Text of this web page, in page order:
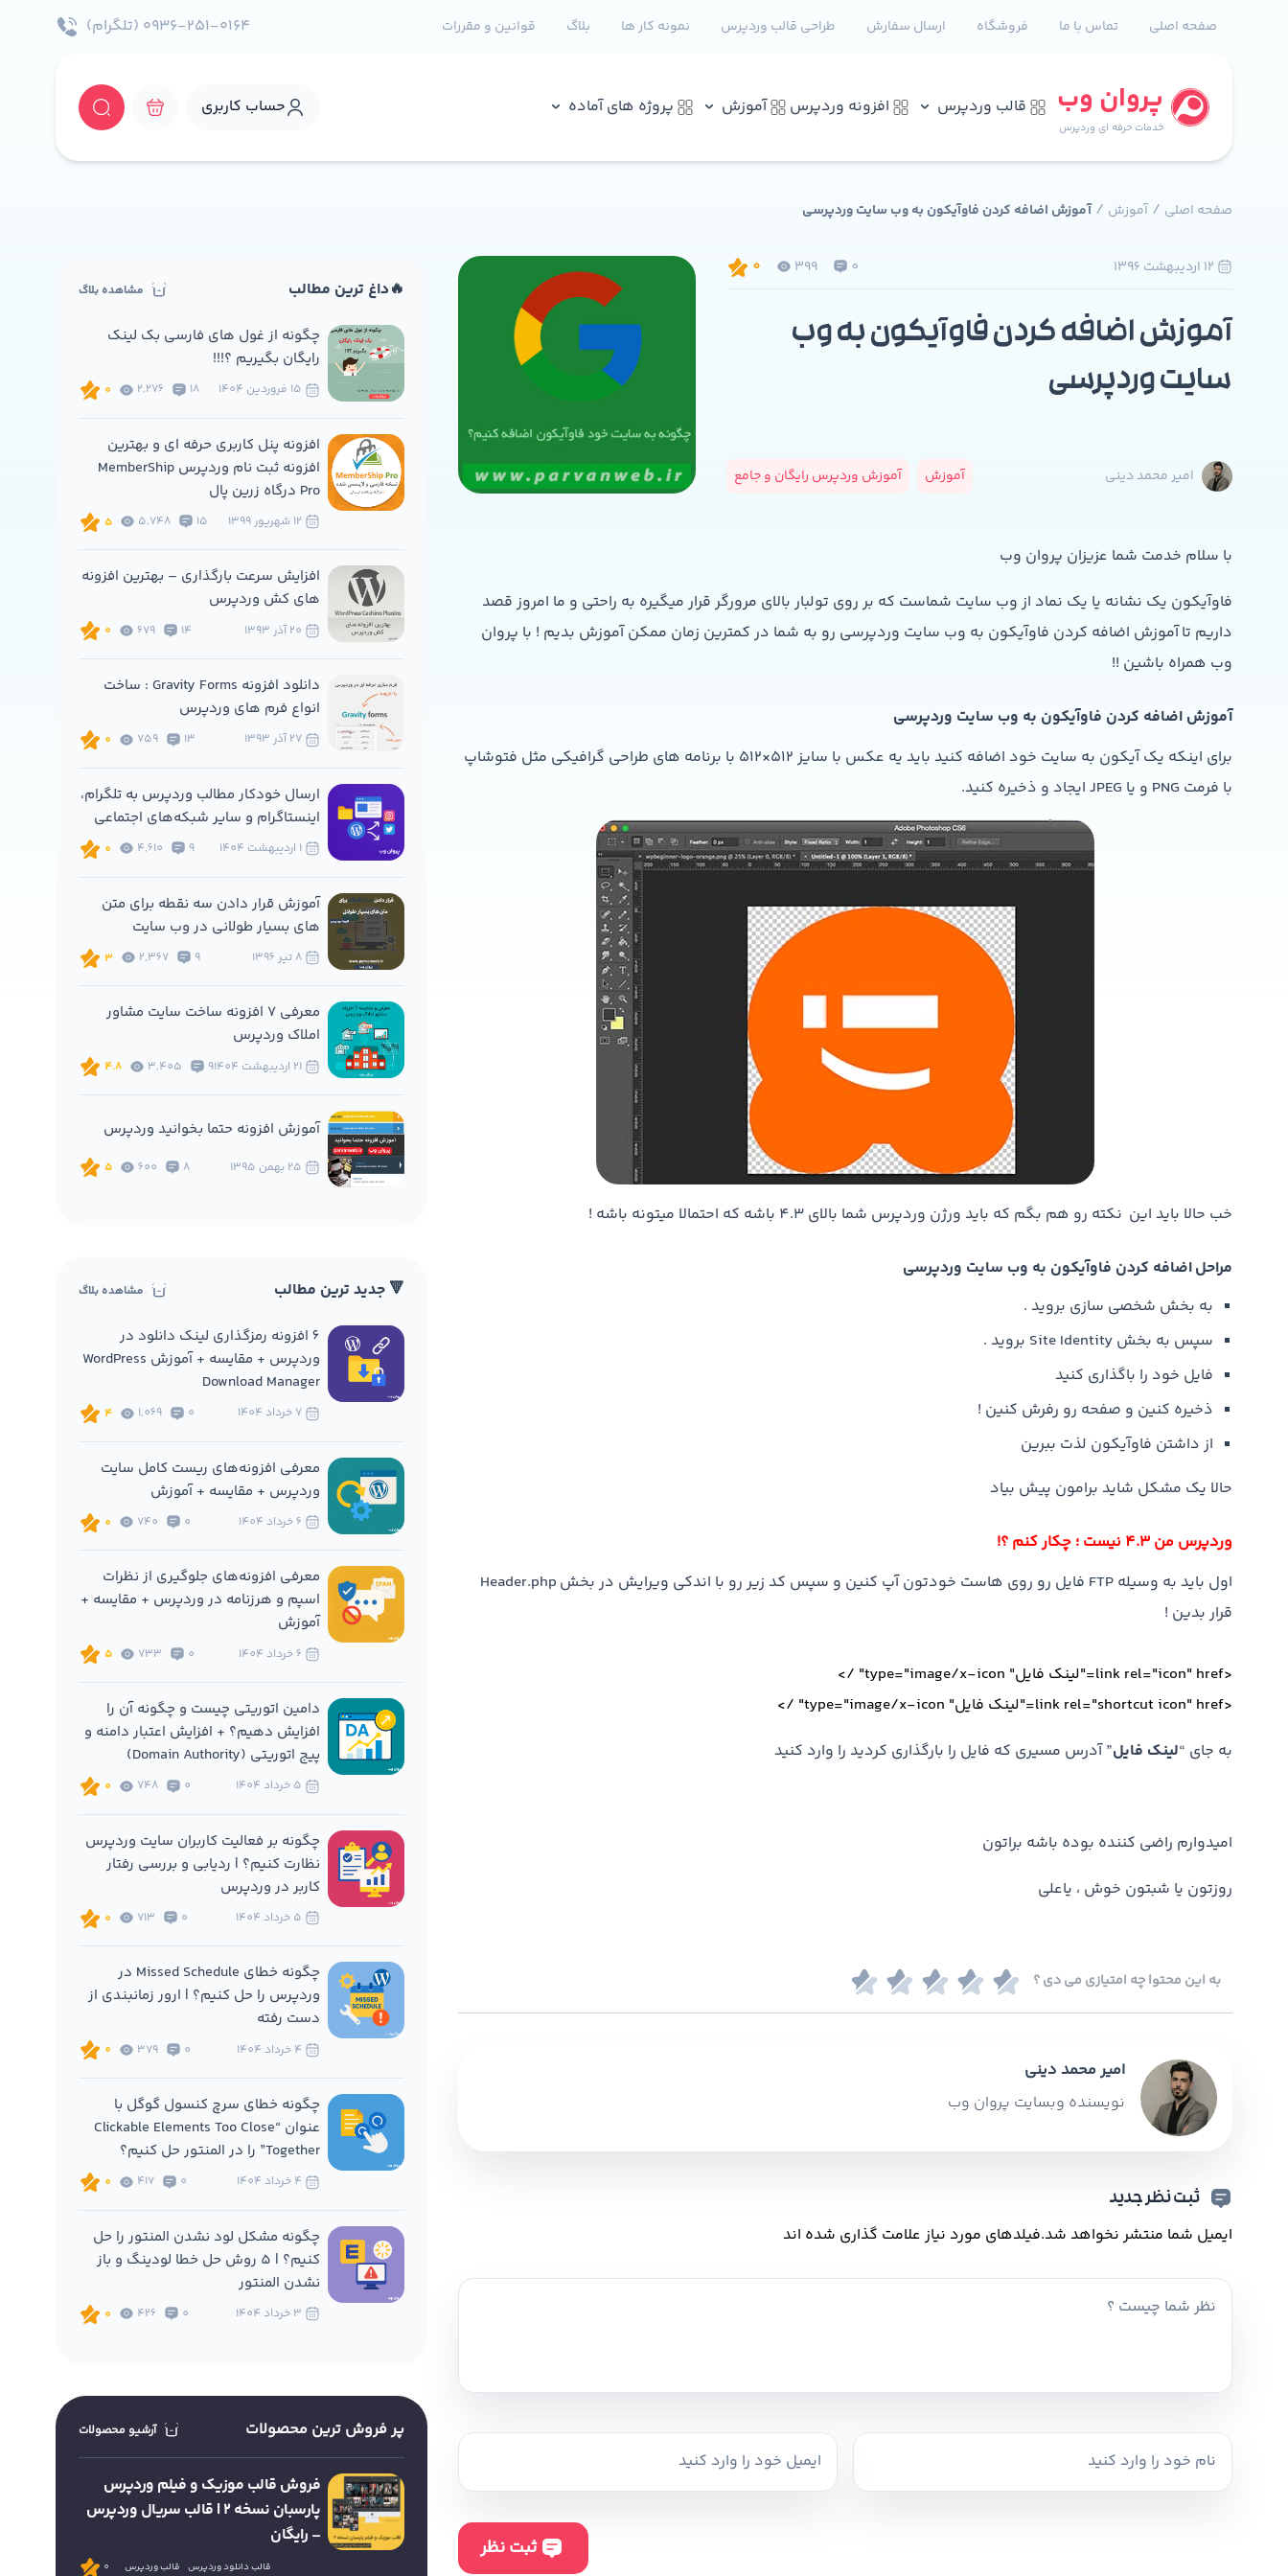
صفحه اصلی تماس با ما فروشگاه ارسال سفارش طراحی قالب وردپرس نمونه کار ها بلاگ قوانین و مقررات ۰۹۳۶-۲۵۱-۰۱۶۴ (تلگرام)
پروان وب
خدمات حرفه ای وردپرس
قالب وردپرس افزونه وردپرس آموزش پروژه های آماده حساب کاربری
صفحه اصلی / آموزش /آموزش اضافه کردن فاوآیکون به وب سایت وردپرسی
0
399
0
آموزش اضافه کردن فاوآیکون به وب
سایت وردپرسی
امیر محمد دینی آموزش آموزش وردپرس رایگان و جامع
با سلام خدمت شما عزیزان پروان وب
فاوآیکون یک نشانه یا یک نماد از وب سایت شماست که بر روی تولبار بالای مرورگر قرار میگیره به راحتی و ما امروز قصد
داریم تا آموزش اضافه کردن فاوآیکون به وب سایت وردپرسی رو به شما در کمترین زمان ممکن آموزش بدیم ! با پروان
وب همراه باشین !!
آموزش اضافه کردن فاوآیکون به وب سایت وردپرسی
برای اینکه یک آیکون به سایت خود اضافه کنید باید یه عکس با سایز ۵۱۲×۵۱۲ با برنامه های طراحی گرافیکی مثل فتوشاپ
با فرمت PNG و یا JPEG ایجاد و ذخیره کنید.
خب حالا باید این نکته رو هم بگم که باید ورژن وردپرس شما بالای 4.3 باشه که احتمالا میتونه باشه !
مراحل اضافه کردن فاوآیکون به وب سایت وردپرسی
به بخش شخصی سازی بروید .
سپس به بخش Site Identity بروید .
فایل خود را باگذاری کنید
ذخیره کنین و صفحه رو رفرش کنین !
از داشتن فاوآیکون لذت ببرین
حالا یک مشکل شاید برامون پیش بیاد
وردپرس من 4.3 نیست ؛ چکار کنم ؟!
اول باید به وسیله FTP فایل رو روی هاست خودتون آپ کنین و سپس کد زیر رو با اندکی ویرایش در بخش Header.php
قرار بدین !
<link rel="icon" href="لینک فایل" type="image/x-icon" />
<link rel="shortcut icon" href="لینک فایل" type="image/x-icon" />
به جای “لینک فایل” آدرس مسیری که فایل را بارگذاری کردید را وارد کنید
امیدوارم راضی کننده بوده باشه براتون
روزتون یا شبتون خوش ، یاعلی
به این محتوا چه امتیازی می دی ؟
امیر محمد دینی
نویسنده وبسایت پروان وب
ثبت نظر جدید
ایمیل شما منتشر نخواهد شد.فیلدهای مورد نیاز علامت گذاری شده اند
🔥داغ ترین مطالب مشاهده بلاگ
چگونه از غول های فارسی بک لینک
رایگان بگیریم ؟!!!
18
2,276
0
افزونه پنل کاربری حرفه ای و بهترین
افزونه ثبت نام وردپرس MemberShip
Pro درگاه زرین پال
15
5,748
5
افزایش سرعت بارگذاری – بهترین افزونه
های کش وردپرس
14
679
0
دانلود افزونه Gravity Forms : ساخت
انواع فرم های وردپرس
13
759
0
ارسال خودکار مطالب وردپرس به تلگرام،
اینستاگرام و سایر شبکه‌های اجتماعی
9
4,610
0
آموزش قرار دادن سه نقطه برای متن
های بسیار طولانی در وب سایت
9
2,367
3
معرفی 7 افزونه ساخت سایت مشاور
املاک وردپرس
9
3,405
4.8
آموزش افزونه حتما بخوانید وردپرس
8
600
5
🔻 جدید ترین مطالب مشاهده بلاگ
6 افزونه‌ رمزگذاری لینک دانلود در
وردپرس + مقایسه + آموزش WordPress
Download Manager
0
1,069
4
معرفی افزونه‌های ریست کامل سایت
وردپرس + مقایسه + آموزش
0
740
0
معرفی افزونه‌های جلوگیری از نظرات
اسپم و هرزنامه در وردپرس + مقایسه +
آموزش
0
733
5
دامین اتوریتی چیست و چگونه آن را
افزایش دهیم؟ + افزایش اعتبار دامنه و
پیج اتوریتی (Domain Authority)
0
748
0
چگونه بر فعالیت کاربران سایت وردپرس
نظارت کنیم؟ | ردیابی و بررسی رفتار
کاربر در وردپرس
0
713
0
چگونه خطای Missed Schedule در
وردپرس را حل کنیم؟ | ارور زمانبندی از
دست رفته
0
379
0
چگونه خطای سرچ کنسول گوگل با
عنوان “Clickable Elements Too Close
Together” را در المنتور حل کنیم؟
0
417
0
چگونه مشکل لود نشدن المنتور را حل
کنیم؟ | 5 روش حل خطا لودینگ و باز
نشدن المنتور
0
426
0
پر فروش ترین محصولات آرشیو محصولات
فروش قالب موزیک و فیلم وردپرس
پارسبان نسخه 2 | قالب سریال وردپرس
– رایگان
قالب دانلود وردپرس قالب وردپرس 0